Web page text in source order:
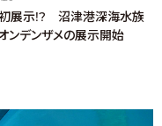
展示!? 沼津港深海水族
ンデンザメの展示開始